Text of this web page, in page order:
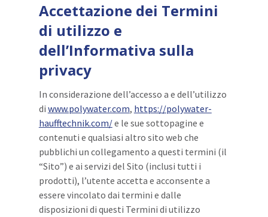
Accettazione dei Termini
di utilizzo e
dell’Informativa sulla
privacy
In considerazione dell’accesso a e dell’utilizzo
di www.polywater.com, https://polywater-
haufftechnik.com/e le sue sottopagine e
contenuti e qualsiasi altro sito web che
pubblichi un collegamento a questi termini (il
“Sito”) e ai servizi del Sito (inclusi tutti i
prodotti), l’utente accetta e acconsente a
essere vincolato dai termini e dalle
disposizioni di questi Termini di utilizzo